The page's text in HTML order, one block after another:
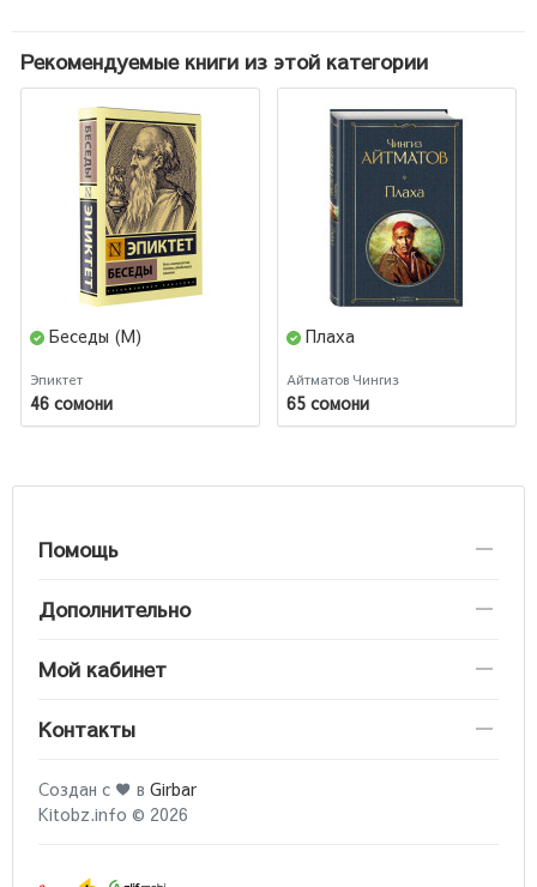
Рекомендуемые книги из этой категории
Беседы (М)
Эпиктет
46 сомони
Плаха
Айтматов Чингиз
65 сомони
Помощь
Дополнительно
Мой кабинет
Контакты
Создан с ♥ в Girbar
Kitobz.info © 2026